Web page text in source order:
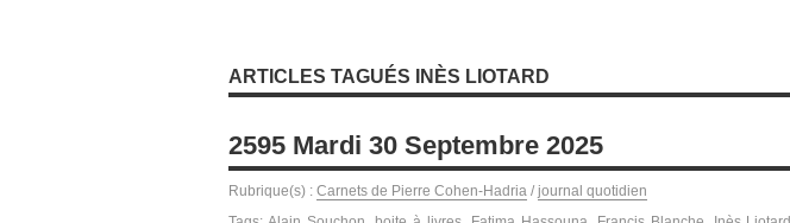
ARTICLES TAGUÉS INÈS LIOTARD
2595 Mardi 30 Septembre 2025
Rubrique(s) : Carnets de Pierre Cohen-Hadria / journal quotidien